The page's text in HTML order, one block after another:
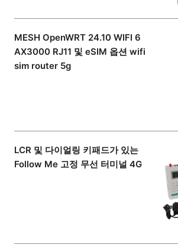
MESH OpenWRT 24.10 WIFI 6
AX3000 RJ11 및 eSIM 옵션 wifi
sim router 5g
LCR 및 다이얼링 키패드가 있는
Follow Me 고정 무선 터미널 4G